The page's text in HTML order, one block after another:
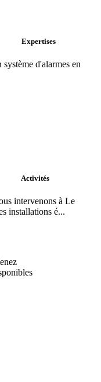
Expertises
d'alarmes en
Activités
intervenons à Le
installations é...